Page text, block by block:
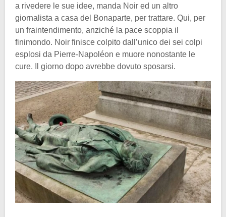
a rivedere le sue idee, manda Noir ed un altro
giornalista a casa del Bonaparte, per trattare. Qui, per
un fraintendimento, anziché la pace scoppia il
finimondo. Noir finisce colpito dall’unico dei sei colpi
esplosi da Pierre-Napoléon e muore nonostante le
cure. Il giorno dopo avrebbe dovuto sposarsi.